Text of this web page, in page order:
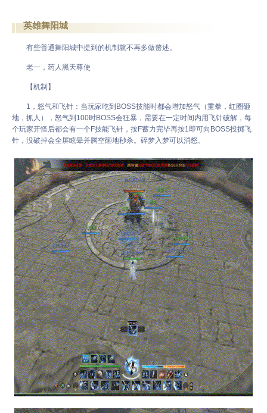
英雄舞阳城
有些普通舞阳城中提到的机制就不再多做赘述。
老一，药人黑天尊使
【机制】
1，怒气和飞针：当玩家吃到BOSS技能时都会增加怒气（重拳，红圈砸
地，抓人），怒气到100时BOSS会狂暴，需要在一定时间内用飞针破解，每
个玩家开怪后都会有一个F技能飞针，按F蓄力完毕再按1即可向BOSS投掷飞
针，没破掉会全屏眩晕并腾空砸地秒杀。碎梦入梦可以消怒。